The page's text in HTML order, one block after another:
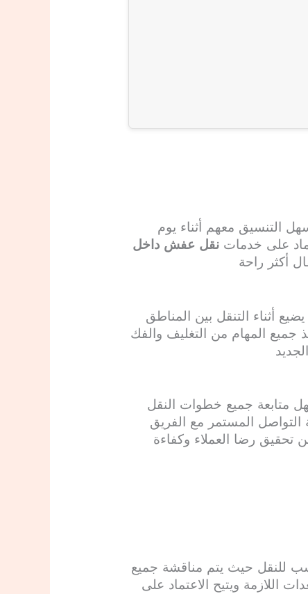
التنسيق معهم أثناء يوم
على خدماتنقل عفش داخل
أكثر راحة
أثناء التنقل بين المناطق
جميع المهام من التغليف والفك
متابعة جميع خطوات النقل
المستمر مع الفريق
تحقيق رضا العملاء وكفاءة
للنقل حيث يتم مناقشة جميع
اللازمة ويتيح الاعتماد على